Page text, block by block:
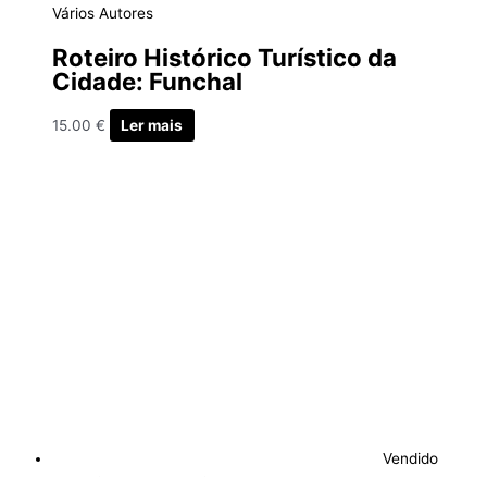
Vários Autores
Roteiro Histórico Turístico da
Cidade: Funchal
15.00 € Ler mais
Vendido